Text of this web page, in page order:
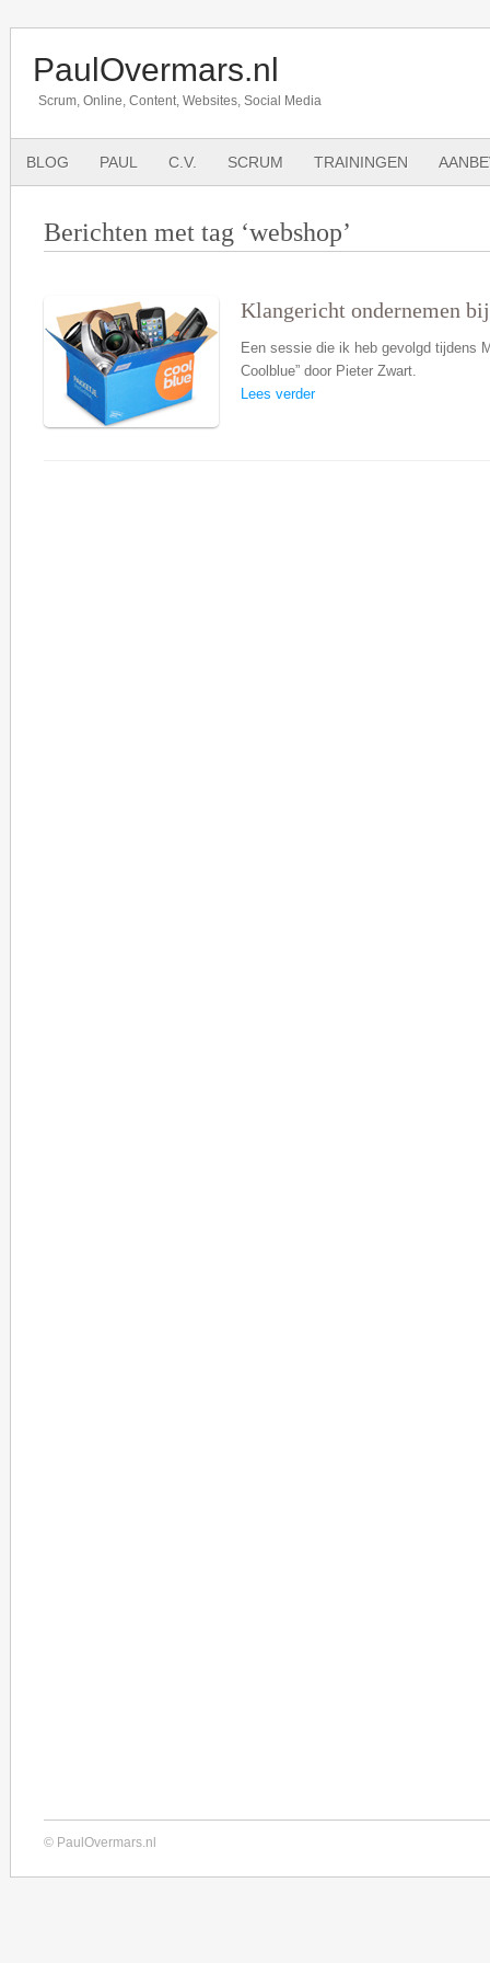
PaulOvermars.nl
Scrum, Online, Content, Websites, Social Media
BLOG PAUL C.V. SCRUM TRAININGEN
Berichten met tag ‘webshop’
Klangericht ondernemen
Een sessie die ik heb gevolgd tijdens
Coolblue” door Pieter Zwart.
Lees verder
© PaulOvermars.nl